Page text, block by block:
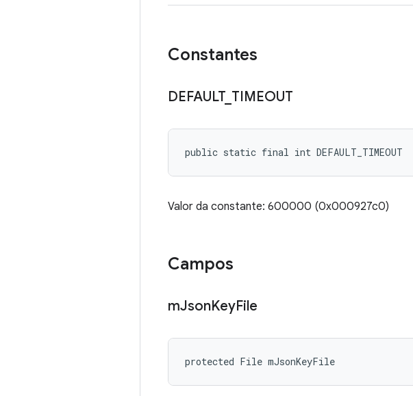
Constantes
DEFAULT_ TIMEOUT
public static final int DEFAULT_TIMEOUT
Valor da constante: 600000 (0x000927c0)
Campos
mJsonKeyFile
protected File mJsonKeyFile